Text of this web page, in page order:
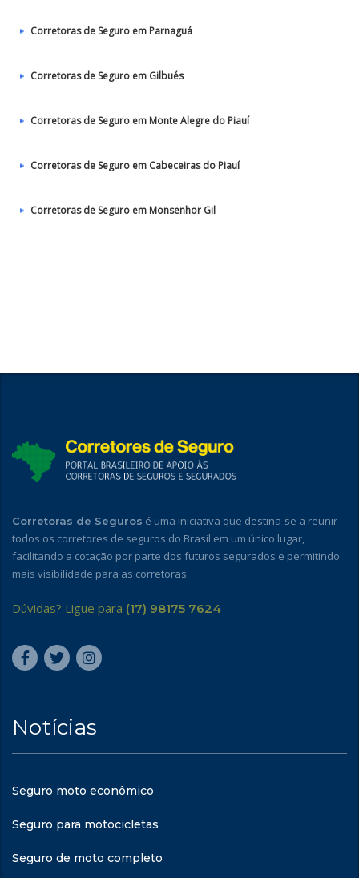
Corretoras de Seguro em Parnaguá
Corretoras de Seguro em Gilbués
Corretoras de Seguro em Monte Alegre do Piauí
Corretoras de Seguro em Cabeceiras do Piauí
Corretoras de Seguro em Monsenhor Gil
Corretoras de Seguros é uma iniciativa que destina-se a reunir
todos os corretores de seguros do Brasil em um único lugar,
facilitando a cotação por parte dos futuros segurados e permitindo
mais visibilidade para as corretoras.
Dúvidas? Ligue para (17) 98175 7624
Notícias
Seguro moto econômico
Seguro para motocicletas
Seguro de moto completo